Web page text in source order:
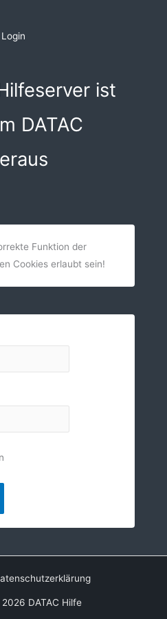
Login
ist
DATAC
Funktion der
Cookies erlaubt sein!
DATAC Hilfe